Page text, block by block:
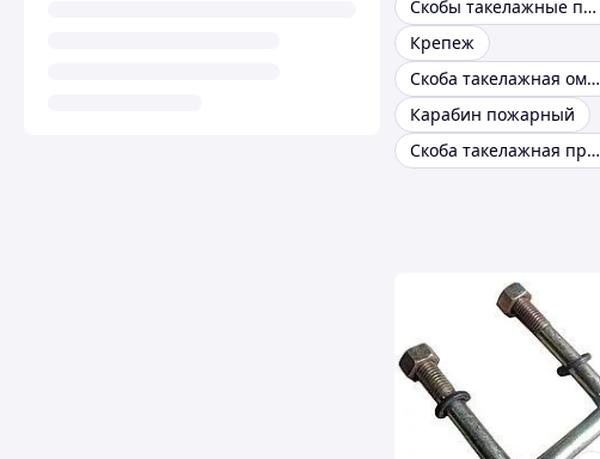
Скобы такелажные прямые тип G2150
Крепеж
Скоба такелажная омегообразная g2130
Карабин пожарный
Скоба такелажная прямая g2150